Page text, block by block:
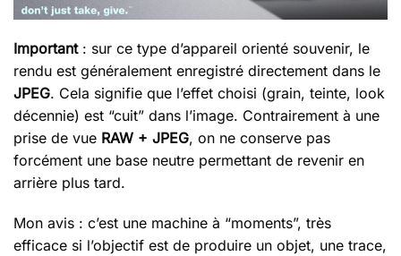
Important: sur ce type d’appareil orienté souvenir, le
rendu est généralement enregistré directement dans le
JPEG. Cela signifie que l’effet choisi (grain, teinte, look
décennie) est “cuit” dans l’image. Contrairement à une
prise de vue RAW + JPEG, on ne conserve pas
forcément une base neutre permettant de revenir en
arrière plus tard.
Mon avis : c’est une machine à “moments”, très
efficace si l’objectif est de produire un objet, une trace,